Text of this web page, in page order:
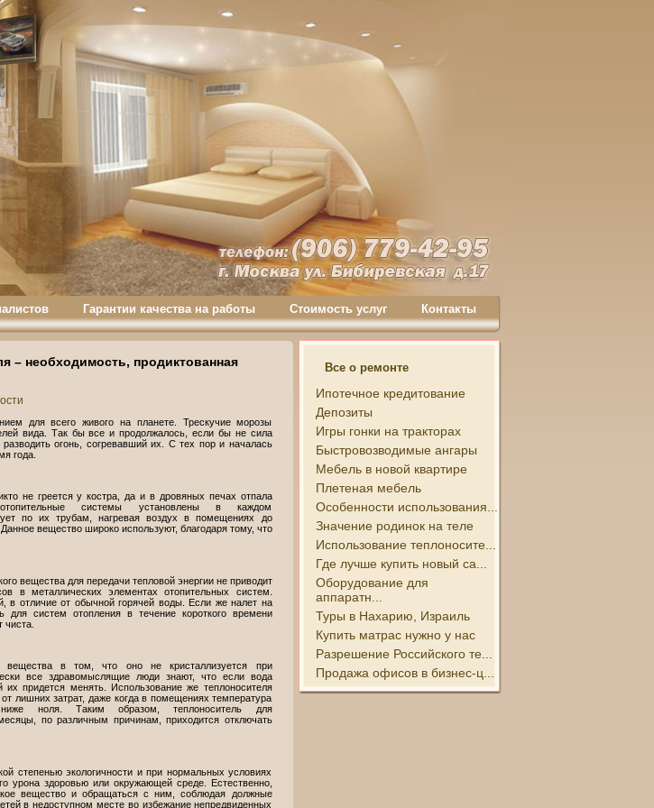
Контакты
Стоимость услуг
Гарантии качества на работы
– необходимость, продиктованная
для всего живого на планете. Трескучие морозы
вида. Так бы все и продолжалось, если бы не сила
огонь, согревавший их. С тех пор и началась
года.
не греется у костра, да и в дровяных печах отпала
системы установлены в каждом
по их трубам, нагревая воздух в помещениях до
вещество широко используют, благодаря тому, что
вещества для передачи тепловой энергии не приводит
в металлических элементах отопительных систем.
в отличие от обычной горячей воды. Если же налет на
для систем отопления в течение короткого времени
чиста.
вещества в том, что оно не кристаллизуется при
все здравомыслящие люди знают, что если вода
придется менять. Использование же теплоносителя
лишних затрат, даже когда в помещениях температура
ноля. Таким образом, теплоноситель для
по различным причинам, приходится отключать
степенью экологичности и при нормальных условиях
урона здоровью или окружающей среде. Естественно,
вещество и обращаться с ним, соблюдая должные
в недоступном месте во избежание непредвиденных
Все о ремонте
Ипотечное кредитование
Депозиты
Игры гонки на тракторах
Быстровозводимые ангары
Мебель в новой квартире
Плетеная мебель
Особенности использования...
Значение родинок на теле
Использование теплоносите...
Где лучше купить новый са...
Оборудование для
аппаратн...
Туры в Нахарию, Израиль
Купить матрас нужно у нас
Разрешение Российского те...
Продажа офисов в бизнес-ц...